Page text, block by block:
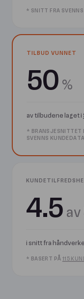
* SNITT FRA
TILBUD VUNNET
50 %
av tilbudene laget i
* BRANSJESNITTET
SVENNS
4.5 av
i snitt fra
* BASERT PÅ 115